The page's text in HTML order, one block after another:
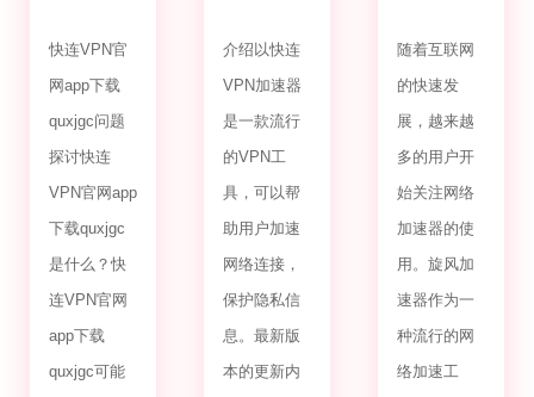
下载
quxjgc
快连VPN官
网app下载
quxjgc问题
探讨快连
VPN官网app
下载quxjgc
是什么？快
连VPN官网
app下载
quxjgc可能
新版本更
新内容
介绍以快连
VPN加速器
是一款流行
的VPN工
具，可以帮
助用户加速
网络连接，
保护隐私信
息。最新版
本的更新内
载
随着互联网
的快速发
展，越来越
多的用户开
始关注网络
加速器的使
用。旋风加
速器作为一
种流行的网
络加速工